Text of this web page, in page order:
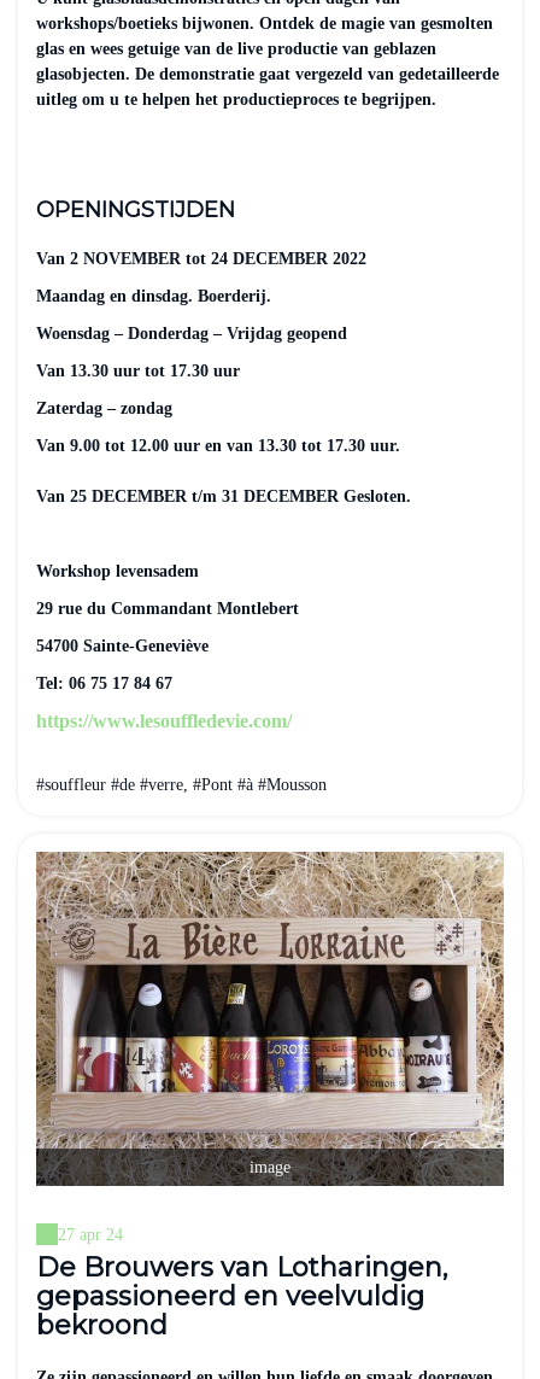
workshops/boetieks bijwonen. Ontdek de magie van gesmolten
glas en wees getuige van de live productie van geblazen
glasobjecten. De demonstratie gaat vergezeld van gedetailleerde
uitleg om u te helpen het productieproces te begrijpen.
OPENINGSTIJDEN
Van 2 NOVEMBER tot 24 DECEMBER 2022
Maandag en dinsdag. Boerderij.
Woensdag – Donderdag – Vrijdag geopend
Van 13.30 uur tot 17.30 uur
Zaterdag – zondag
Van 9.00 tot 12.00 uur en van 13.30 tot 17.30 uur.
Van 25 DECEMBER t/m 31 DECEMBER Gesloten.
Workshop levensadem
29 rue du Commandant Montlebert
54700 Sainte-Geneviève
Tel: 06 75 17 84 67
https://www.lesouffledevie.com/
#souffleur #de #verre, #Pont #à #Mousson
image
27 apr 24
De Brouwers van Lotharingen,
gepassioneerd en veelvuldig
bekroond